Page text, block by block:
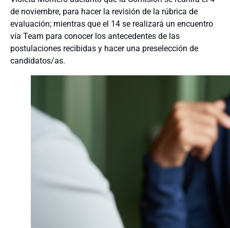
de noviembre, para hacer la revisión de la rúbrica de
evaluación; mientras que el 14 se realizará un encuentro
vía Team para conocer los antecedentes de las
postulaciones recibidas y hacer una preselección de
candidatos/as.